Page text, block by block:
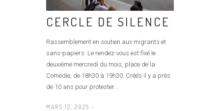
CERCLE DE SILENCE
Rassemblement en soutien aux migrants et
sans-papiers. Le rendez-vous est fixé le
deuxième mercredi du mois, place de la
Comédie, de 18h30 à 19h30. Créés il y a près
de 10 ans pour protester...
MARS 12, 2025 -